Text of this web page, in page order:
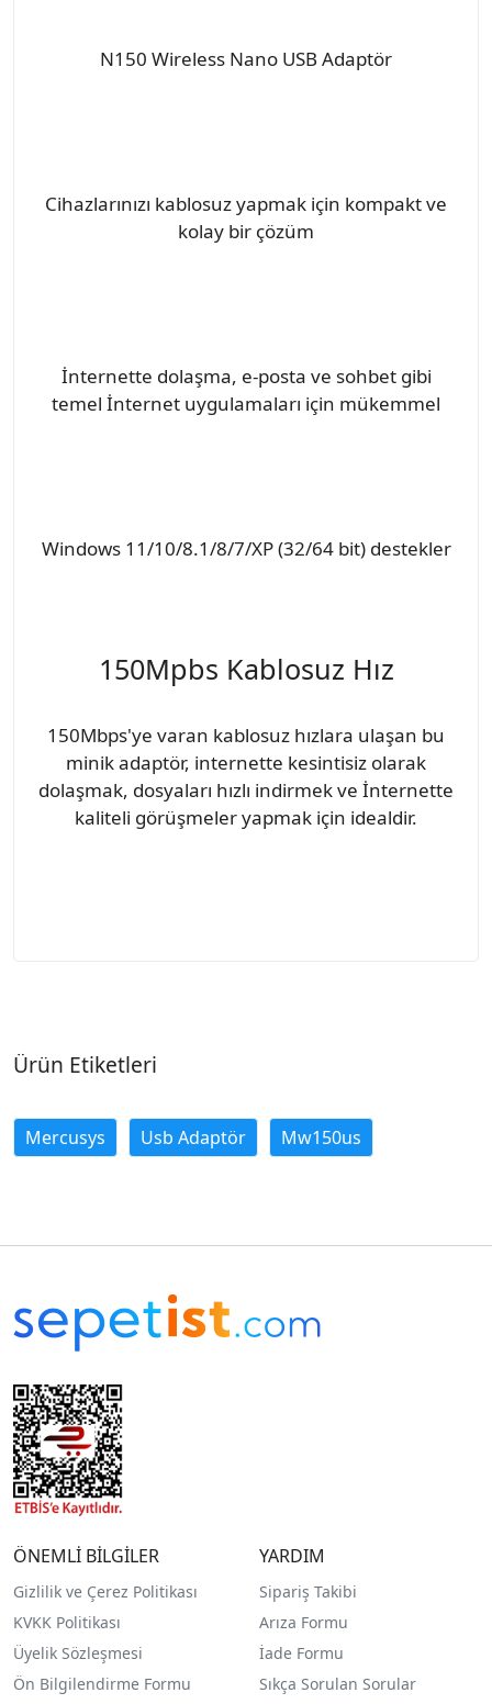
N150 Wireless Nano USB Adaptör
Cihazlarınızı kablosuz yapmak için kompakt ve
kolay bir çözüm
İnternette dolaşma, e-posta ve sohbet gibi
temel İnternet uygulamaları için mükemmel
Windows 11/10/8.1/8/7/XP (32/64 bit) destekler
150Mpbs Kablosuz Hız
150Mbps'ye varan kablosuz hızlara ulaşan bu
minik adaptör, internette kesintisiz olarak
dolaşmak, dosyaları hızlı indirmek ve İnternette
kaliteli görüşmeler yapmak için idealdir.
Ürün Etiketleri
Mercusys Usb Adaptör Mw150us
ÖNEMLİ BİLGİLER
Gizlilik ve Çerez Politikası
KVKK Politikası
Üyelik Sözleşmesi
Ön Bilgilendirme Formu
YARDIM
Sipariş Takibi
Arıza Formu
İade Formu
Sıkça Sorulan Sorular